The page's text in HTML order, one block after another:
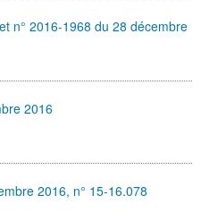
n° 2016-1968 du 28 décembre
2016
2016, n° 15-16.078